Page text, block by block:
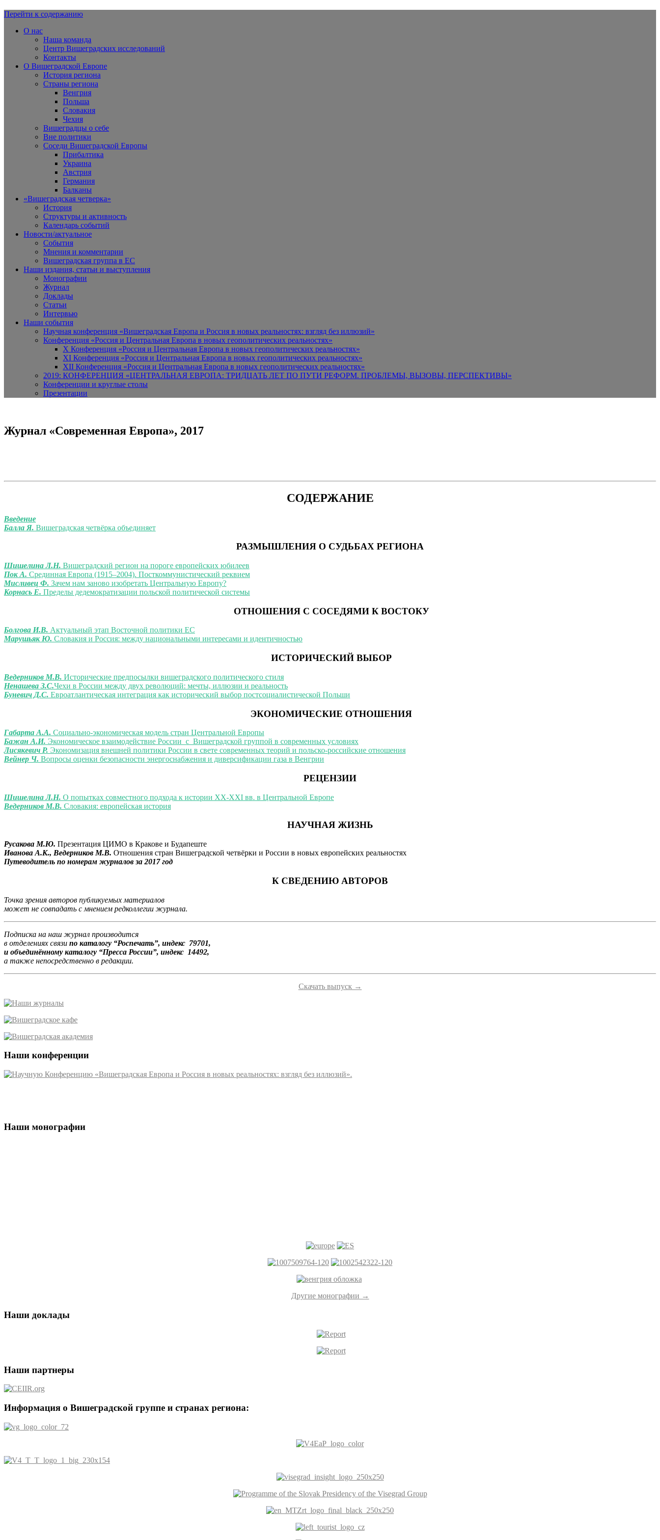
Вишеградская Европа
Перейти к содержанию
О нас
Наша команда
Центр Вишеградских исследований
Контакты
О Вишеградской Европе
История региона
Страны региона
Венгрия
Польша
Словакия
Чехия
Вишеградцы о себе
Вне политики
Соседи Вишеградской Европы
Прибалтика
Украина
Австрия
Германия
Балканы
«Вишеградская четверка»
История
Структуры и активность
Календарь событий
Новости/актуальное
События
Мнения и комментарии
Вишеградская группа в ЕС
Наши издания, статьи и выступления
Монографии
Журнал
Доклады
Статьи
Интервью
Наши события
Научная конференция «Вишеградская Европа и Россия в новых реальностях: взгляд без иллюзий»
Конференция «Россия и Центральная Европа в новых геополитических реальностях»
X Конференция «Россия и Центральная Европа в новых геополитических реальностях»
XI Конференция «Россия и Центральная Европа в новых геополитических реальностях»
XII Конференция «Россия и Центральная Европа в новых геополитических реальностях»
2019: КОНФЕРЕНЦИЯ «ЦЕНТРАЛЬНАЯ ЕВРОПА: ТРИДЦАТЬ ЛЕТ ПО ПУТИ РЕФОРМ. ПРОБЛЕМЫ, ВЫЗОВЫ, ПЕРСПЕКТИВЫ»
Конференции и круглые столы
Презентации
Журнал «Современная Европа», 2017
СОДЕРЖАНИЕ
Введение
Балла Я. Вишеградская четвёрка объединяет
РАЗМЫШЛЕНИЯ О СУДЬБАХ РЕГИОНА
Шишелина Л.Н. Вишеградский регион на пороге европейских юбилеев
Пок А. Срединная Европа (1915‒2004). Посткоммунистический реквием
Мисливец Ф. Зачем нам заново изобретать Центральную Европу?
Корнась Е. Пределы дедемократизации польской политической системы
ОТНОШЕНИЯ С СОСЕДЯМИ К ВОСТОКУ
Болгова И.В. Актуальный этап Восточной политики ЕС
Марушьяк Ю. Словакия и Россия: между национальными интересами и идентичностью
ИСТОРИЧЕСКИЙ ВЫБОР
Ведерников М.В. Исторические предпосылки вишеградского политического стиля
Ненашева З.С.Чехи в России между двух революций: мечты, иллюзии и реальность
Буневич Д.С. Евроатлантическая интеграция как исторический выбор постсоциалистической Польши
ЭКОНОМИЧЕСКИЕ ОТНОШЕНИЯ
Габарта А.А. Социально-экономическая модель стран Центральной Европы
Бажан А.И. Экономическое взаимодействие России с Вишеградской группой в современных условиях
Лисякевич Р. Экономизация внешней политики России в свете современных теорий и польско-российские отношения
Вейнер Ч. Вопросы оценки безопасности энергоснабжения и диверсификации газа в Венгрии
РЕЦЕНЗИИ
Шишелина Л.Н. О попытках совместного подхода к истории XX-XXI вв. в Центральной Европе
Ведерников М.В. Словакия: европейская история
НАУЧНАЯ ЖИЗНЬ
Русакова М.Ю. Презентация ЦИМО в Кракове и Будапеште
Иванова А.К., Ведерников М.В. Отношения стран Вишеградской четвёрки и России в новых европейских реальностях
Путеводитель по номерам журналов за 2017 год
К СВЕДЕНИЮ АВТОРОВ
Точка зрения авторов публикуемых материалов
может не совпадать с мнением редколлегии журнала.
Подписка на наш журнал производится
в отделениях связи по каталогу “Роспечать”, индекс 79701,
и объединённому каталогу “Пресса России”, индекс 14492,
а также непосредственно в редакции.
Скачать выпуск →
Наши конференции
Наши монографии
Другие монографии →
Наши доклады
Наши партнеры
Информация о Вишеградской группе и странах региона: